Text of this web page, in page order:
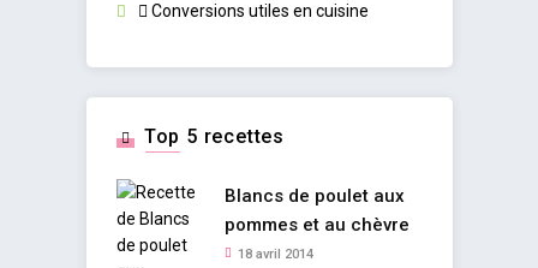
Conversions utiles en cuisine
Top 5 recettes
Blancs de poulet aux
pommes et au chèvre
18 avril 2014